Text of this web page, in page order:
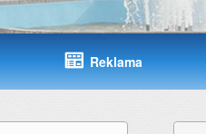
Reklama